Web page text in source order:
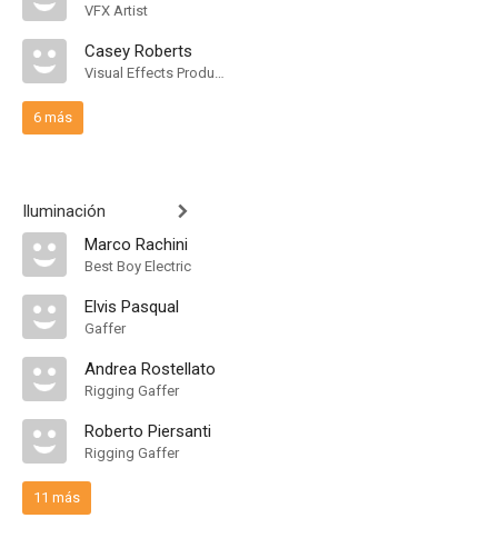
VFX Artist
Casey Roberts
Visual Effects Producer
6 más
Iluminación
Marco Rachini
Best Boy Electric
Elvis Pasqual
Gaffer
Andrea Rostellato
Rigging Gaffer
Roberto Piersanti
Rigging Gaffer
11 más